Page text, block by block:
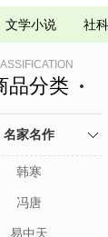
文学小说 社
品分类
名家名作
韩寒
冯唐
易中天